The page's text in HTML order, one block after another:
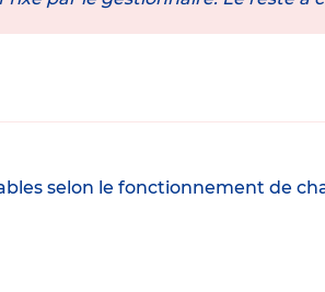
selon le fonctionnement de